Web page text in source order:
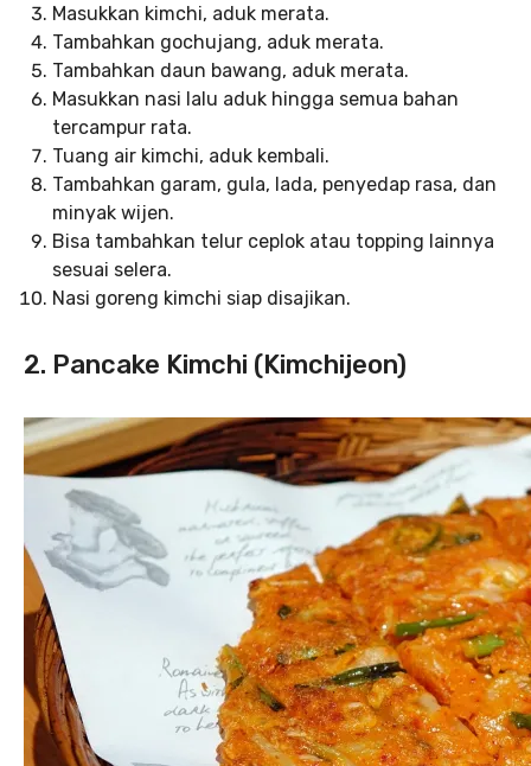
Masukkan kimchi, aduk merata.
Tambahkan gochujang, aduk merata.
Tambahkan daun bawang, aduk merata.
Masukkan nasi lalu aduk hingga semua bahan
tercampur rata.
Tuang air kimchi, aduk kembali.
Tambahkan garam, gula, lada, penyedap rasa, dan
minyak wijen.
Bisa tambahkan telur ceplok atau topping lainnya
sesuai selera.
Nasi goreng kimchi siap disajikan.
2. Pancake Kimchi (Kimchijeon)